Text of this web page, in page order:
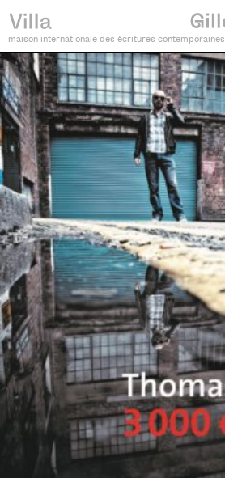
maison internationale des écritures contemporaines